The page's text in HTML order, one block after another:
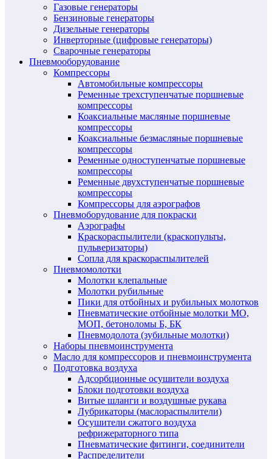
Газовые генераторы
Бензиновые генераторы
Дизельные генераторы
Инверторные (цифровые генераторы)
Сварочные генераторы
Пневмооборудование
Компрессоры
Автомобильные компрессоры
Ременные трехступенчатые поршневые
компрессоры
Коаксиальные масляные поршневые
компрессоры
Коаксиальные безмасляные поршневые
компрессоры
Ременные одноступенчатые поршневые
компрессоры
Ременные двухступенчатые поршневые
компрессоры
Компрессоры для аэрографов
Пневмоборудование для покраски
Аэрографы
Краскораспылители (краскопульты,
пульверизаторы)
Сопла для краскораспылителей
Пневмомолотки
Молотки клепальные
Молотки рубильные
Пики для отбойных и рубильных молотков
Пневматические отбойные молотки МО,
МОП, бетоноломы Б, БК
Пневмодолота (зубильные молотки)
Наборы пневмоинструмента
Масло для компрессоров и пневмоинструмента
Подготовка воздуха
Адсорбционные осушители воздуха
Блоки подготовки воздуха
Витые шланги и воздушные рукава
Лубрикаторы (маслораспылители)
Осушители сжатого воздуха
рефрижераторного типа
Пневматические фитинги, соединители
Распределители